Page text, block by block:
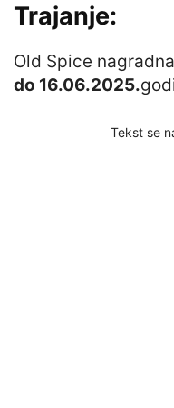
Trajanje:
Old Spice
do 16.06.2025.
Tekst se